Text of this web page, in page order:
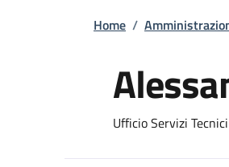
Briciole
Home /
Ufficio Servizi Tecnici